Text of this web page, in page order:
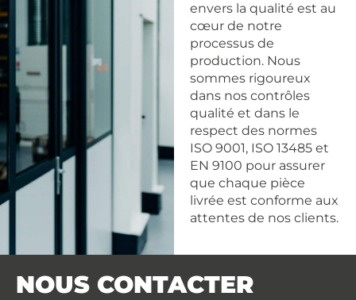
envers la qualité est au
cœur de notre
processus de
production. Nous
sommes rigoureux
dans nos contrôles
qualité et dans le
respect des normes
ISO 9001, ISO 13485 et
EN 9100 pour assurer
que chaque pièce
livrée est conforme aux
attentes de nos clients.
NOUS CONTACTER